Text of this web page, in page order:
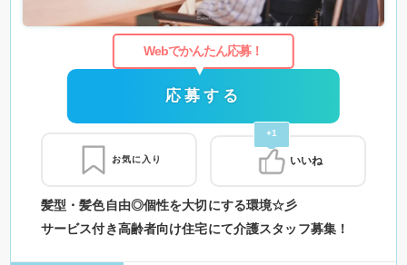
髪型・髪色自由◎個性を大切にする環境☆彡
サービス付き高齢者向け住宅にて介護スタッフ募集！
Webでかんたん応募！
応募する
お気に入り
+1
いいね